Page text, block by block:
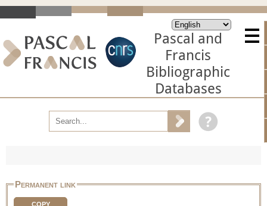
Pascal and
Francis
Bibliographic
Databases
Permanent link
COPY